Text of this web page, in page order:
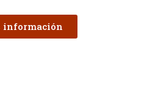
información